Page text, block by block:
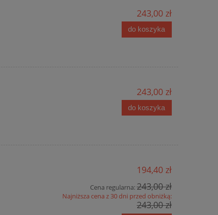
243,00 zł
do koszyka
243,00 zł
do koszyka
194,40 zł
Cena regularna:243,00 zł
Najniższa cena z 30 dni przed obniżką:
243,00 zł